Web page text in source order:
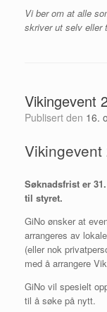
Vi ber om at alle
skriver ut selv eller
Vikingevent
Publisert den 16.
Vikingevent
Søknadsfrist er
til styret.
GiNo ønsker at
arrangeres av
(eller nok
med å arrangere
GiNo vil spesielt
til å søke på nytt.